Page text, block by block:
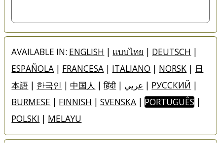
AVAILABLE IN: ENGLISH | แบบไทย | DEUTSCH |
ESPAÑOLA | FRANCESA | ITALIANO | NORSK | 日
本語 | 한국인 | 中国人 |हिंदी | عربي | РУССКИЙ |
BURMESE | FINNISH |SVENSKA | PORTUGUÊS |
POLSKI | MELAYU